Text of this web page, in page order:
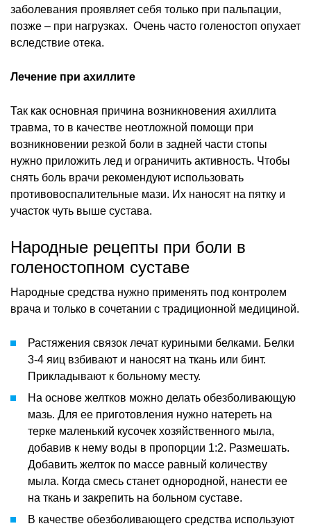
заболевания проявляет себя только при пальпации,
позже – при нагрузках. Очень часто голеностоп опухает
вследствие отека.
Лечение при ахиллите
Так как основная причина возникновения ахиллита
травма, то в качестве неотложной помощи при
возникновении резкой боли в задней части стопы
нужно приложить лед и ограничить активность. Чтобы
снять боль врачи рекомендуют использовать
противовоспалительные мази. Их наносят на пятку и
участок чуть выше сустава.
Народные рецепты при боли в
голеностопном суставе
Народные средства нужно применять под контролем
врача и только в сочетании с традиционной медициной.
Растяжения связок лечат куриными белками. Белки
3-4 яиц взбивают и наносят на ткань или бинт.
Прикладывают к больному месту.
На основе желтков можно делать обезболивающую
мазь. Для ее приготовления нужно натереть на
терке маленький кусочек хозяйственного мыла,
добавив к нему воды в пропорции 1:2. Размешать.
Добавить желток по массе равный количеству
мыла. Когда смесь станет однородной, нанести ее
на ткань и закрепить на больном суставе.
В качестве обезболивающего средства используют